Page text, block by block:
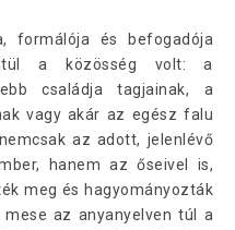
formálója és befogadója
a közösség volt: a
családja tagjainak, a
vagy akár az egész falu
az adott, jelenlévő
hanem az őseivel is,
meg és hagyományozták
az anyanyelven túl a